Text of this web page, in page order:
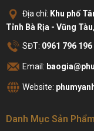
Địa chỉ: Khu phố
Tỉnh Bà Rịa - Vũng
SĐT: 0961 796 196
Email:
Website:
Danh Mục Sản Phẩm